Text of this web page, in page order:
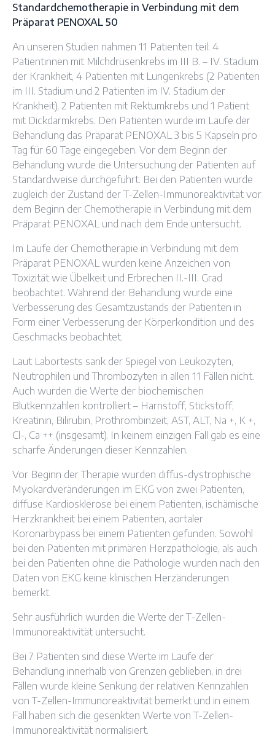
Standardchemotherapie in Verbindung mit dem
Präparat PENOXAL 50
An unseren Studien nahmen 11 Patienten teil: 4
Patientinnen mit Milchdrüsenkrebs im III B. – IV. Stadium
der Krankheit, 4 Patienten mit Lungenkrebs (2 Patienten
im III. Stadium und 2 Patienten im IV. Stadium der
Krankheit), 2 Patienten mit Rektumkrebs und 1 Patient
mit Dickdarmkrebs. Den Patienten wurde im Laufe der
Behandlung das Präparat PENOXAL 3 bis 5 Kapseln pro
Tag für 60 Tage eingegeben. Vor dem Beginn der
Behandlung wurde die Untersuchung der Patienten auf
Standardweise durchgeführt. Bei den Patienten wurde
zugleich der Zustand der T-Zellen-Immunoreaktivität vor
dem Beginn der Chemotherapie in Verbindung mit dem
Präparat PENOXAL und nach dem Ende untersucht.
Im Laufe der Chemotherapie in Verbindung mit dem
Präparat PENOXAL wurden keine Anzeichen von
Toxizität wie Übelkeit und Erbrechen II.-III. Grad
beobachtet. Während der Behandlung wurde eine
Verbesserung des Gesamtzustands der Patienten in
Form einer Verbesserung der Körperkondition und des
Geschmacks beobachtet.
Laut Labortests sank der Spiegel von Leukozyten,
Neutrophilen und Thrombozyten in allen 11 Fällen nicht.
Auch wurden die Werte der biochemischen
Blutkennzahlen kontrolliert – Harnstoff, Stickstoff,
Kreatinin, Bilirubin, Prothrombinzeit, AST, ALT, Na +, K +,
Cl-, Ca ++ (insgesamt). In keinem einzigen Fall gab es eine
scharfe Änderungen dieser Kennzahlen.
Vor Beginn der Therapie wurden diffus-dystrophische
Myokardveränderungen im EKG von zwei Patienten,
diffuse Kardiosklerose bei einem Patienten, ischämische
Herzkrankheit bei einem Patienten, aortaler
Koronarbypass bei einem Patienten gefunden. Sowohl
bei den Patienten mit primären Herzpathologie, als auch
bei den Patienten ohne die Pathologie wurden nach den
Daten von EKG keine klinischen Herzänderungen
bemerkt.
Sehr ausführlich wurden die Werte der T-Zellen-
Immunoreaktivität untersucht.
Bei 7 Patienten sind diese Werte im Laufe der
Behandlung innerhalb von Grenzen geblieben, in drei
Fällen wurde kleine Senkung der relativen Kennzahlen
von T-Zellen-Immunoreaktivität bemerkt und in einem
Fall haben sich die gesenkten Werte von T-Zellen-
Immunoreaktivität normalisiert.